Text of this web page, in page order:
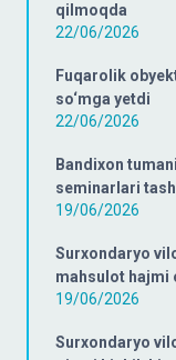
qilmoqda
22/06/2026
Fuqarolik
so‘mga yetdi
22/06/2026
Bandixon
seminarlari
19/06/2026
Surxondaryo
mahsulot hajmi
19/06/2026
Surxondaryo